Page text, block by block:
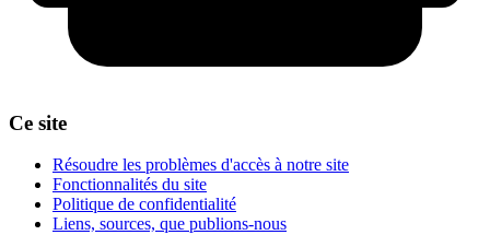
Ce site
Résoudre les problèmes d'accès à notre site
Fonctionnalités du site
Politique de confidentialité
Liens, sources, que publions-nous